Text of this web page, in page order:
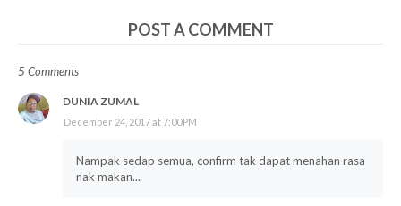
POST A COMMENT
5 Comments
DUNIA ZUMAL
December 24, 2017 at 7:00 PM
Nampak sedap semua, confirm tak dapat menahan rasa
nak makan...